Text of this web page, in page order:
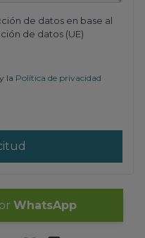
de datos en base al
de datos (UE)
y la Política de privacidad
WhatsApp